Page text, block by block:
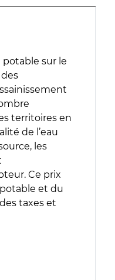
sur le
territoires en
de l’eau
les
Ce prix
et du
taxes et